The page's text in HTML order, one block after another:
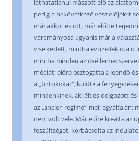
láthatatlanul mászott elő az
pedig a bekövetkező vész előjeleit
már akkor és ott, már előtte
várományosa ugyanis már a
viselkedett, mintha évtizedek óta ő
mintha minden az övé lenne:
médiát; előre osztogatta a leendő
a „birtokokat”; küldte a
mindenkinek, aki élt és dolgozott
az „ancien regime”-mel; egyáltalán:
nem volt vele. Már előre kreálta az
feszültséget, korbácsolta az